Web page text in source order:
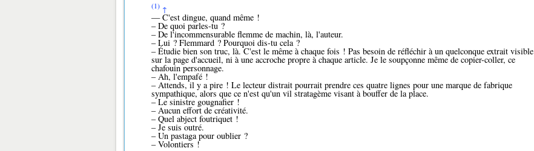
(1) ↑
— C'est dingue, quand même !
– De quoi parles-tu ?
– De l'incommensurable flemme de machin, là, l'auteur.
– Lui ? Flemmard ? Pourquoi dis-tu cela ?
– Étudie bien son truc, là. C'est le même à chaque fois ! Pas besoin de réfléchir à un quelconque extrait visible
sur la page d'accueil, ni à une accroche propre à chaque article. Je le soupçonne même de copier-coller, ce
chafouin personnage.
– Ah, l'empafé !
– Attends, il y a pire ! Le lecteur distrait pourrait prendre ces quatre lignes pour une marque de fabrique
sympathique, alors que ce n'est qu'un vil stratagème visant à bouffer de la place.
– Le sinistre gougnafier !
– Aucun effort de créativité.
– Quel abject foutriquet !
– Je suis outré.
– Un pastaga pour oublier ?
– Volontiers !